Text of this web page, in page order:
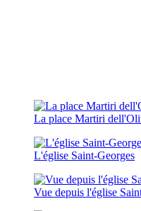
La place Martiri
L'église Saint-Georges
Vue depuis l'église